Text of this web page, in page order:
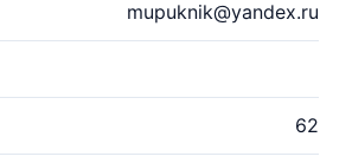
mupuknik@yandex.ru
62